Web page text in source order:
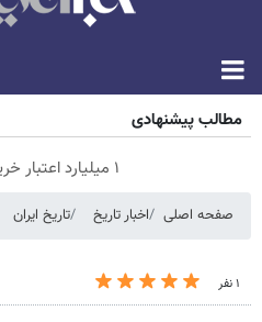
مطالب پیشنهادی
۱ میلیارد اعتبار خرید طلا | بدون ضامن و چک
صفحه اصلی اخبار تاریخ تاریخ ایران
۱ نفر